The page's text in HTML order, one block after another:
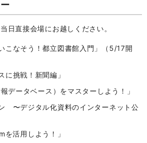
日直接会場にお越しください。
なそう！都立図書館入門」（5/17開
挑戦！新聞編」
ータベース）をマスターしよう！」
〜デジタル化資料のインターネット公
活用しよう！」